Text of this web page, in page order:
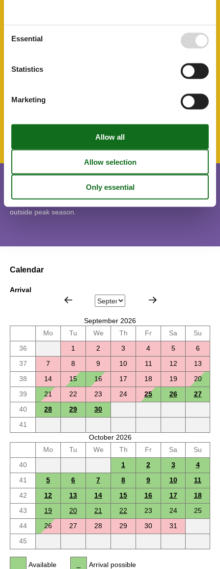
outside peak season.
Calendar
Arrival
September 2026
Mo
Tu We Th Fr Sa
Su
36
1 2 3 4 5
6
37
7 8 9 10 11 12
13
38
14 15 16 17 18 19
20
39
21 22 23 24 25 26
27
40
28 29
30
41
October 2026
Mo
Tu We Th Fr Sa
Su
40
1 2 3
4
41
5 6 7 8 9 10
11
42
12 13 14 15 16 17
18
43
19 20 21 22 23 24
25
44
26 27 28 29 30
31
45
Available Arrival possible
Essential
Statistics
Marketing